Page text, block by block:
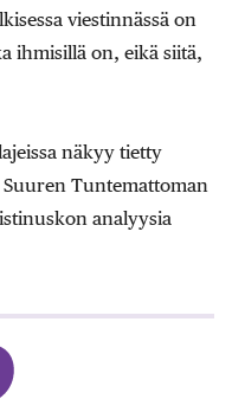
viestinnässä on
ihmisillä on, eikä siitä,
näkyy tietty
Tuntemattoman
analyysia